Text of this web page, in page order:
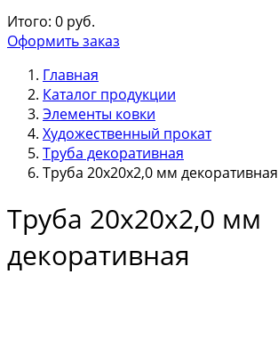
Итого: 0 руб.
Оформить заказ
Главная
Каталог продукции
Элементы ковки
Художественный прокат
Труба декоративная
Труба 20х20х2,0 мм декоративная
Труба 20х20х2,0 мм
декоративная